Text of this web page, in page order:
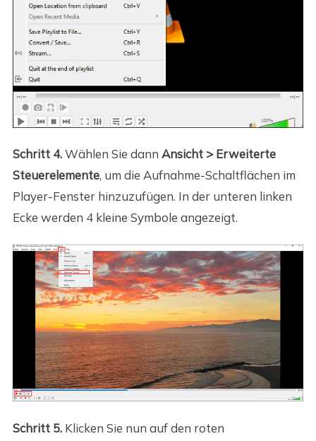
Schritt 4.Wählen Sie dann Ansicht > Erweiterte
Steuerelemente, um die Aufnahme-Schaltflächen im
Player-Fenster hinzuzufügen. In der unteren linken
Ecke werden 4 kleine Symbole angezeigt.
Schritt 5. Klicken Sie nun auf den roten